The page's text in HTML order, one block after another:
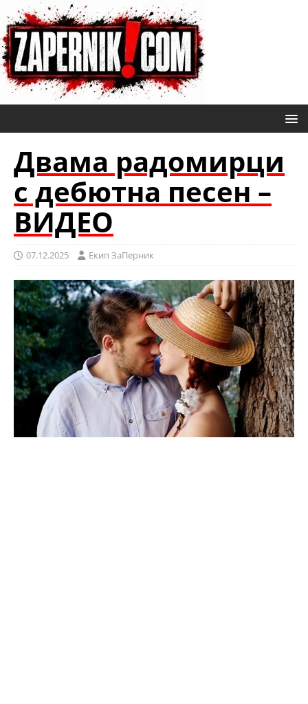
Двама радомирци
с дебютна песен –
ВИДЕО
07.12.2025 Eкип ЗаПерник